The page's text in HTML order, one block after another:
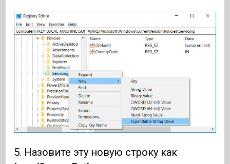
5. Назовите эту новую строку как